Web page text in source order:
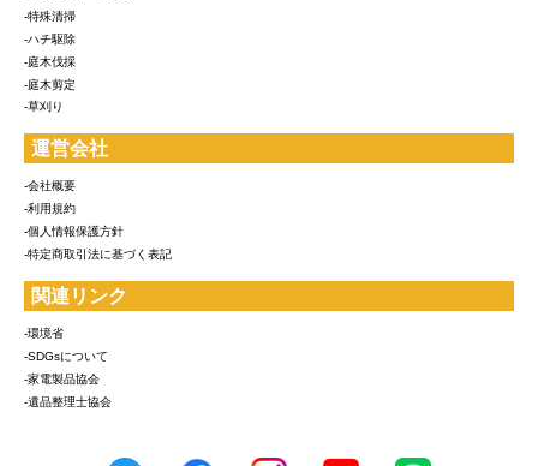
-特殊清掃
-ハチ駆除
-庭木伐採
-庭木剪定
-草刈り
運営会社
-会社概要
-利用規約
-個人情報保護方針
-特定商取引法に基づく表記
関連リンク
-環境省
-SDGsについて
-家電製品協会
-遺品整理士協会